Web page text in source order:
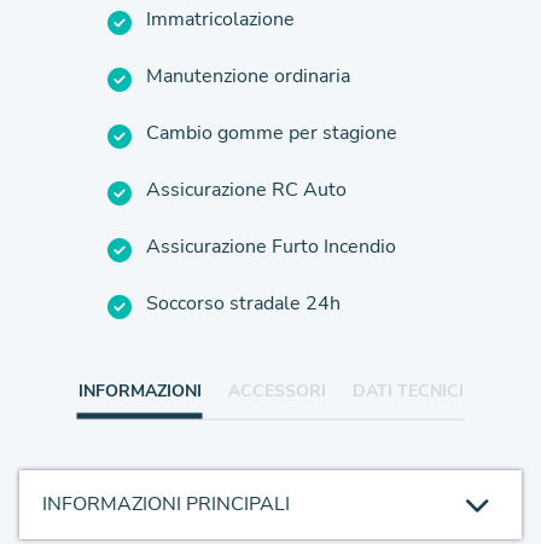
Immatricolazione
Manutenzione ordinaria
Cambio gomme per stagione
Assicurazione RC Auto
Assicurazione Furto Incendio
Soccorso stradale 24h
INFORMAZIONI ACCESSORI DATI TECNICI
INFORMAZIONI PRINCIPALI